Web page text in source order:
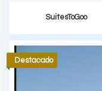
SuitesToGoo
Destacado